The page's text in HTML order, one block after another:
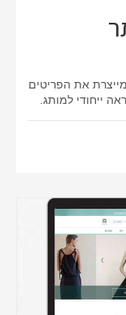
את הפריטים
ייחודי למותג.